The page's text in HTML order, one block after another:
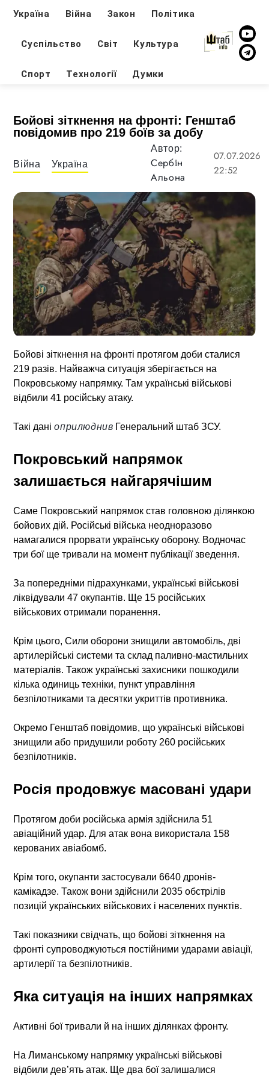
Україна Війна Закон Політика
Суспільство Світ Культура
Спорт Технології Думки
Бойові зіткнення на фронті: Генштаб
повідомив про 219 боїв за добу
Війна Україна
Автор:
Сербін
Альона
07.07.2026
22:52
Бойові зіткнення на фронті протягом доби сталися
219 разів. Найважча ситуація зберігається на
Покровському напрямку. Там українські військові
відбили 41 російську атаку.
Такі даніоприлюднив Генеральний штаб ЗСУ.
Покровський напрямок
залишається найгарячішим
Саме Покровський напрямок став головною ділянкою
бойових дій. Російські війська неодноразово
намагалися прорвати українську оборону. Водночас
три бої ще тривали на момент публікації зведення.
За попередніми підрахунками, українські військові
ліквідували 47 окупантів. Ще 15 російських
військових отримали поранення.
Крім цього, Сили оборони знищили автомобіль, дві
артилерійські системи та склад паливно-мастильних
матеріалів. Також українські захисники пошкодили
кілька одиниць техніки, пункт управління
безпілотниками та десятки укриттів противника.
Окремо Генштаб повідомив, що українські військові
знищили або придушили роботу 260 російських
безпілотників.
Росія продовжує масовані удари
Протягом доби російська армія здійснила 51
авіаційний удар. Для атак вона використала 158
керованих авіабомб.
Крім того, окупанти застосували 6640 дронів-
камікадзе. Також вони здійснили 2035 обстрілів
позицій українських військових і населених пунктів.
Такі показники свідчать, що бойові зіткнення на
фронті супроводжуються постійними ударами авіації,
артилерії та безпілотників.
Яка ситуація на інших напрямках
Активні бої тривали й на інших ділянках фронту.
На Лиманському напрямку українські військові
відбили дев’ять атак. Ще два бої залишалися